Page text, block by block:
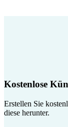
Kostenlose
Erstellen Sie
diese herunter.